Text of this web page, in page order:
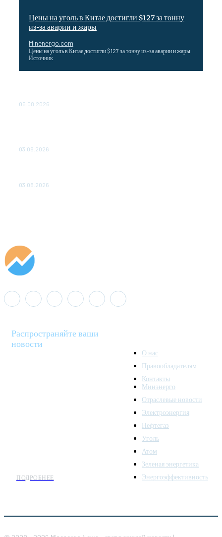
Цены на уголь в Китае достигли $127 за тонну
из-за аварии и жары
Minenergo.com
Цены на уголь в Китае достигли $127 за тонну из-за аварии и жары
Источник
05.08.2026
03.08.2026
03.08.2026
Распространяйте ваши
новости
ПОДРОБНЕЕ
О нас
Правообладателям
Контакты
Минэнерго
Отраслевые новости
Электроэнергия
Нефтегаз
Уголь
Атом
Зеленая энергетика
Энергоэффективность